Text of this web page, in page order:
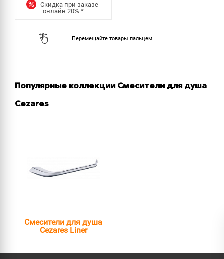
Скидка при заказе
онлайн20%*
Популярные коллекции Смесители для душа
Cezares
Смесители для душа
Cezares Liner